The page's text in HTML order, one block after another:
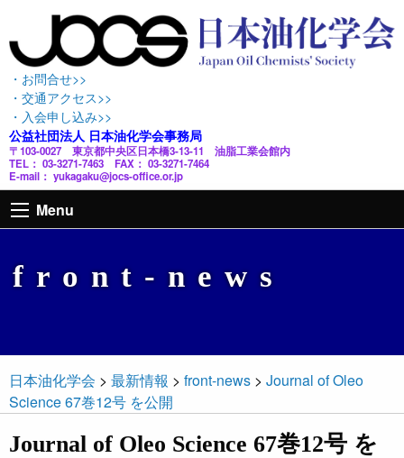
・お問合せ>>
・交通アクセス>>
・入会申し込み>>
公益社団法人 日本油化学会事務局
〒103-0027 東京都中央区日本橋3-13-11 油脂工業会館内
TEL： 03-3271-7463 FAX： 03-3271-7464
E-mail： yukagaku@jocs-office.or.jp
Menu
front-news
日本油化学会 > 最新情報 > front-news > Journal of Oleo
Science 67巻12号 を公開
Journal of Oleo Science 67巻12号 を